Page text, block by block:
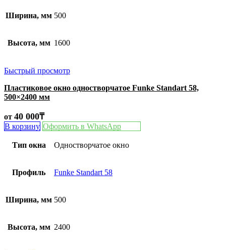
Ширина, мм 500
Высота, мм 1600
Быстрый просмотр
Пластиковое окно одностворчатое Funke Standart 58,
500×2400 мм
от 40 000₸
В корзину Оформить в WhatsApp
Тип окна Одностворчатое окно
Профиль Funke Standart 58
Ширина, мм 500
Высота, мм 2400